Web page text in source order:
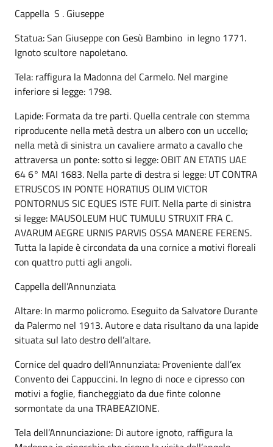
Cappella S . Giuseppe
Statua: San Giuseppe con Gesù Bambino in legno 1771.
Ignoto scultore napoletano.
Tela: raffigura la Madonna del Carmelo. Nel margine
inferiore si legge: 1798.
Lapide: Formata da tre parti. Quella centrale con stemma
riproducente nella metà destra un albero con un uccello;
nella metà di sinistra un cavaliere armato a cavallo che
attraversa un ponte: sotto si legge: OBIT AN ETATIS UAE
64 6° MAI 1683. Nella parte di destra si legge: UT CONTRA
ETRUSCOS IN PONTE HORATIUS OLIM VICTOR
PONTORNUS SIC EQUES ISTE FUIT. Nella parte di sinistra
si legge: MAUSOLEUM HUC TUMULU STRUXIT FRA C.
AVARUM AEGRE URNIS PARVIS OSSA MANERE FERENS.
Tutta la lapide è circondata da una cornice a motivi floreali
con quattro putti agli angoli.
Cappella dell’Annunziata
Altare: In marmo policromo. Eseguito da Salvatore Durante
da Palermo nel 1913. Autore e data risultano da una lapide
situata sul lato destro dell’altare.
Cornice del quadro dell’Annunziata: Proveniente dall’ex
Convento dei Cappuccini. In legno di noce e cipresso con
motivi a foglie, fiancheggiato da due finte colonne
sormontate da una TRABEAZIONE.
Tela dell’Annunciazione: Di autore ignoto, raffigura la